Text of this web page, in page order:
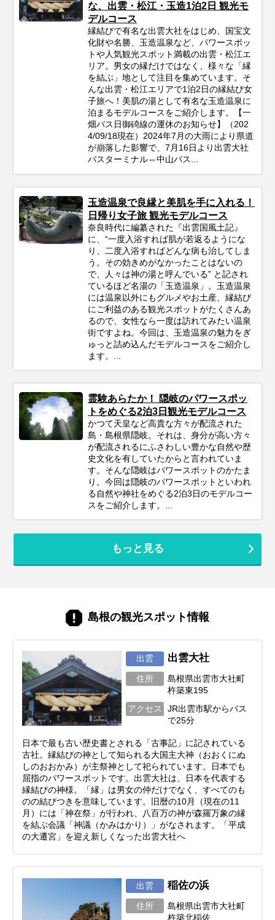
な、出雲・松江・玉造1泊2日 観光モ
デルコース
縁結びで有名な出雲大社をはじめ、国宝文
化財や名勝、玉造温泉など、パワースポッ
トや人気観光スポット満載の出雲・松江エ
リア。男女の縁だけではなく、様々な「縁
を結ぶ」地として注目を集めています。そ
んな出雲・松江エリアで1泊2日の縁結び女
子旅へ！美肌の湯として有名な玉造温泉に
泊まるモデルコースをご紹介します。【一
畑バス日御碕線の運休のお知らせ】（202
4/09/18現在）2024年7月の大雨により県道
が崩落した影響で、7月16日より出雲大社
バスターミナル⇔中山バス...
玉造温泉で良縁と美肌を手に入れる！
日帰り女子旅 観光モデルコース
奈良時代に編纂された『出雲国風土記』
に、“一度入浴すれば肌が若返るようにな
り、二度入浴すればどんな病も治してしま
う。その効きめがなかったことはないの
で、人々は神の湯と呼んでいる” と記され
ているほど名湯の「玉造温泉」。玉造温泉
には温泉以外にもグルメやお土産、縁結び
にご利益のある観光スポットがたくさんあ
るので、女性なら一度は訪れてみたい温泉
街ですよね。今回は、玉造温泉の魅力をぎ
ゅっと詰め込んだモデルコースをご紹介し
ます。...
霊験あらたか！ 隠岐のパワースポッ
トをめぐる2泊3日観光モデルコース
かつて天皇など高貴な方々が配流された
島・島根県隠岐。それは、身分が高い方々
が配流されるにふさわしい豊かな自然や歴
史文化を有していたからと言われていま
す。そんな隠岐はパワースポットのかたま
り。今回は隠岐のパワースポットといわれ
る自然や神社をめぐる2泊3日のモデルコー
スをご紹介します。...
もっと見る
島根の観光スポット情報
出雲 出雲大社
住所
島根県出雲市大社町
杵築東195
アクセス
JR出雲市駅からバス
で25分
日本で最も古い歴史書とされる「古事記」に記されている
古社。縁結びの神として知られる大国主大神（おおくにぬ
しのおおかみ）が主祭神として祀られています。日本でも
屈指のパワースポットです。出雲大社は、日本を代表する
縁結びの神様。「縁」は男女の仲だけでなく、すべてのも
のの結びつきを意味しています。旧暦の10月（現在の11
月）には「神在祭」が行われ、八百万の神が森羅万象の縁
を結ぶ会議「神議（かみはかり）」がなされます。「平成
の大遷宮」を迎え新しくなった出雲大社へ
出雲 稲佐の浜
住所
島根県出雲市大社町
杵築北稲佐